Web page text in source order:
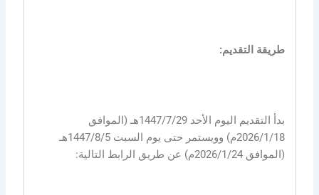
طريقة التقديم:
بدأ التقديم اليوم الأحد 1447/7/29هـ (الموافق
2026/1/18م) وويستمر حتى يوم السبت 1447/8/5هـ
(الموافق 2026/1/24م) عن طريق الرابط التالية: